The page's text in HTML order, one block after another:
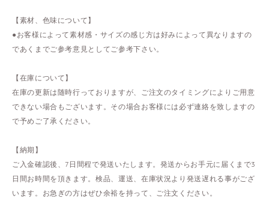
【素材、色味について】
●お客様によって素材感・サイズの感じ方は好みによって異なりますの
であくまでご参考意見としてご参考下さい。
【在庫について】
在庫の更新は随時行っておりますが、ご注文のタイミングによりご用意
できない場合もございます。その場合お客様には必ず連絡を致しますの
で予めご了承ください。
【納期】
ご入金確認後、7日間程で発送いたします。発送からお手元に届くまで3
日間お時間を頂きます。検品、運送、在庫状況より発送遅れる事がござ
います。お急ぎの方はぜひ余裕を持って、ご注文ください。